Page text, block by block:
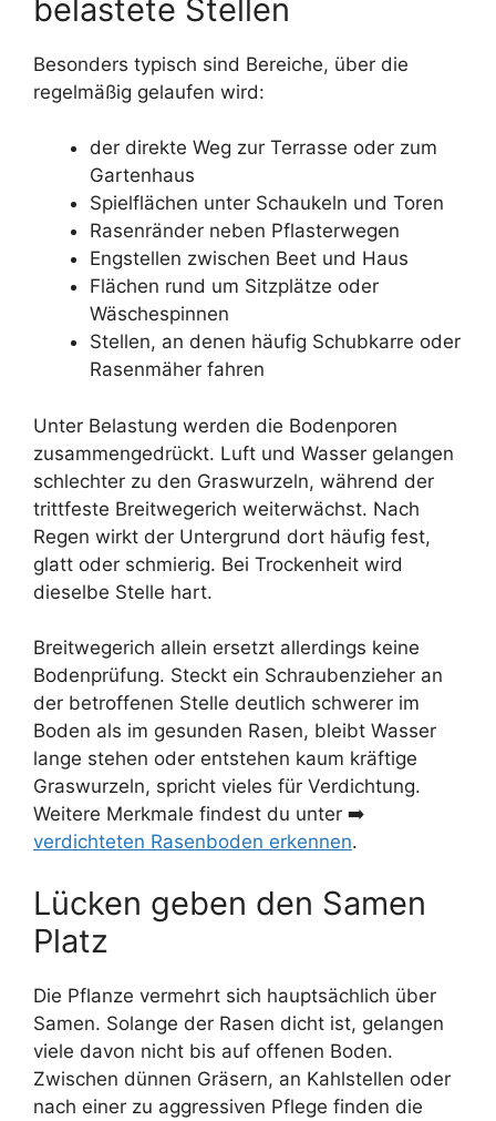
belastete Stellen
Besonders typisch sind Bereiche, über die
regelmäßig gelaufen wird:
der direkte Weg zur Terrasse oder zum
Gartenhaus
Spielflächen unter Schaukeln und Toren
Rasenränder neben Pflasterwegen
Engstellen zwischen Beet und Haus
Flächen rund um Sitzplätze oder
Wäschespinnen
Stellen, an denen häufig Schubkarre oder
Rasenmäher fahren
Unter Belastung werden die Bodenporen
zusammengedrückt. Luft und Wasser gelangen
schlechter zu den Graswurzeln, während der
trittfeste Breitwegerich weiterwächst. Nach
Regen wirkt der Untergrund dort häufig fest,
glatt oder schmierig. Bei Trockenheit wird
dieselbe Stelle hart.
Breitwegerich allein ersetzt allerdings keine
Bodenprüfung. Steckt ein Schraubenzieher an
der betroffenen Stelle deutlich schwerer im
Boden als im gesunden Rasen, bleibt Wasser
lange stehen oder entstehen kaum kräftige
Graswurzeln, spricht vieles für Verdichtung.
Weitere Merkmale findest du unter ➡️
verdichteten Rasenboden erkennen.
Lücken geben den Samen
Platz
Die Pflanze vermehrt sich hauptsächlich über
Samen. Solange der Rasen dicht ist, gelangen
viele davon nicht bis auf offenen Boden.
Zwischen dünnen Gräsern, an Kahlstellen oder
nach einer zu aggressiven Pflege finden die